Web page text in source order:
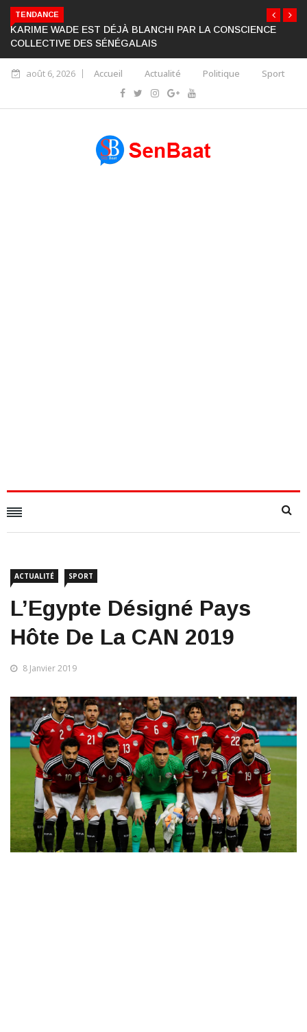
TENDANCE
KARIME WADE EST DÉJÀ BLANCHI PAR LA CONSCIENCE
COLLECTIVE DES SÉNÉGALAIS
août 6, 2026 Accueil Actualité Politique Sport
ACTUALITÉ SPORT
L’Egypte Désigné Pays
Hôte De La CAN 2019
8 Janvier 2019